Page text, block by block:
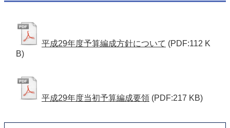
平成29年度予算編成方針について (PDF:112 K
B)
平成29年度当初予算編成要領 (PDF:217 KB)